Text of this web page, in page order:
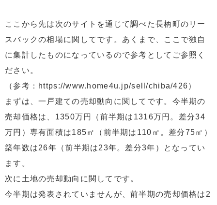
ここから先は次のサイトを通じて調べた長柄町のリー
スバックの相場に関してです。あくまで、ここで独自
に集計したものになっているので参考としてご参照く
ださい。
（参考：https://www.home4u.jp/sell/chiba/426）
まずは、一戸建ての売却動向に関してです。今半期の
売却価格は、1350万円（前半期は1316万円。差分34
万円）専有面積は185㎡（前半期は110㎡。差分75㎡）
築年数は26年（前半期は23年。差分3年）となってい
ます。
次に土地の売却動向に関してです。
今半期は発表されていませんが、前半期の売却価格は2